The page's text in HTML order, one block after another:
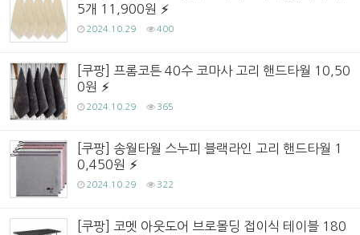
5개 11,900원
2024.10.29 400
[쿠팡] 프롬코튼 40수 코마사 고리 핸드타월 10,50
0원
2024.10.29 365
[쿠팡] 송월타월 스누피 블랙라인 고리 핸드타월 1
0,450원
2024.10.29 322
[쿠팡] 코멧 아웃도어 브로몰딩 접이식 테이블 180